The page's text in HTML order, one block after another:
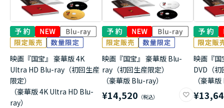
映画『国宝』 豪華版 4K
Ultra HD Blu-ray（初回生産
限定）
（豪華版 4K Ultra HD Blu-
ray）
映画『国宝』 豪華版 Blu-
ray（初回生産限定）
（豪華版 Blu-ray）
¥14,520
映画『国
DVD（
（豪華